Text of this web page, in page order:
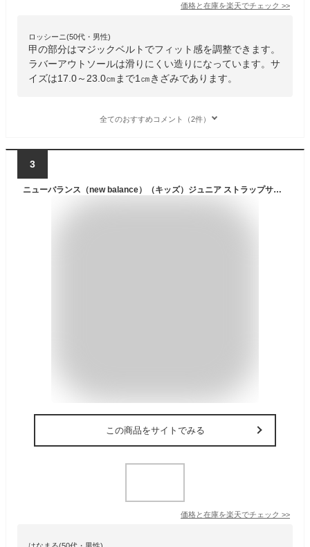
価格と在庫を楽天でチェック >>
ロッシーニ(50代・男性)
甲の部分はマジックベルトでフィット感を調整できます。
ラバーアウトソールは滑りにくい造りになっています。サ
イズは17.0～23.0㎝まで1㎝きざみであります。
全てのおすすめコメント（2件）
3
ニューバランス（new balance）（キッズ）ジュニア ストラップサンダル SPSD v1 A1 SYFSPSA1M
この商品をサイトでみる
価格と在庫を楽天でチェック >>